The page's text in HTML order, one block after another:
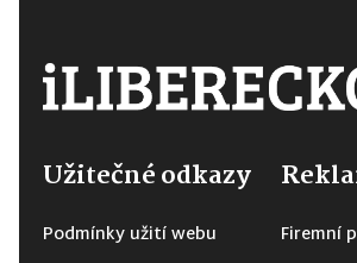
Užitečné odkazy
Podmínky užití webu
Firemní